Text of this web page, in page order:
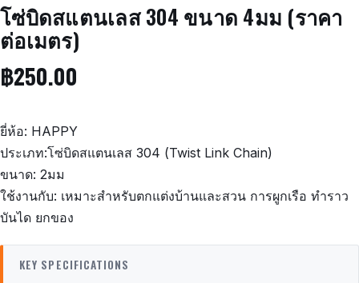
โซ่บิดสแตนเลส 304 ขนาด 4มม (ราคา
ต่อเมตร)
฿250.00
ยี่ห้อ: HAPPY
ประเภท:โซ่บิดสแตนเลส 304 (Twist Link Chain)
ขนาด: 2มม
ใช้งานกับ: เหมาะสำหรับตกแต่งบ้านและสวน การผูกเรือ ทำราว
บันได ยกของ
KEY SPECIFICATIONS